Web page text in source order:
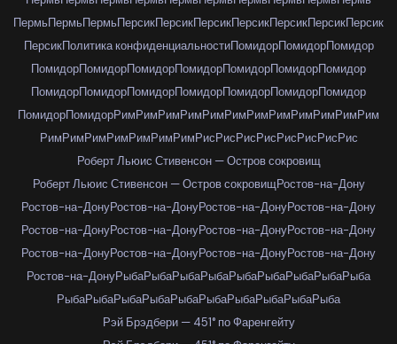
ПермьПермьПермьПерсикПерсикПерсикПерсикПерсикПерсикПерсик
ПерсикПолитика конфиденциальностиПомидорПомидорПомидор
ПомидорПомидорПомидорПомидорПомидорПомидорПомидор
ПомидорПомидорПомидорПомидорПомидорПомидорПомидор
ПомидорПомидорРимРимРимРимРимРимРимРимРимРимРимРим
РимРимРимРимРимРимРимРисРисРисРисРисРисРисРис
Роберт Льюис Стивенсон — Остров сокровищ
Роберт Льюис Стивенсон — Остров сокровищРостов-на-Дону
Ростов-на-ДонуРостов-на-ДонуРостов-на-ДонуРостов-на-Дону
Ростов-на-ДонуРостов-на-ДонуРостов-на-ДонуРостов-на-Дону
Ростов-на-ДонуРостов-на-ДонуРостов-на-ДонуРостов-на-Дону
Ростов-на-ДонуРыбаРыбаРыбаРыбаРыбаРыбаРыбаРыбаРыба
РыбаРыбаРыбаРыбаРыбаРыбаРыбаРыбаРыбаРыба
Рэй Брэдбери — 451° по Фаренгейту